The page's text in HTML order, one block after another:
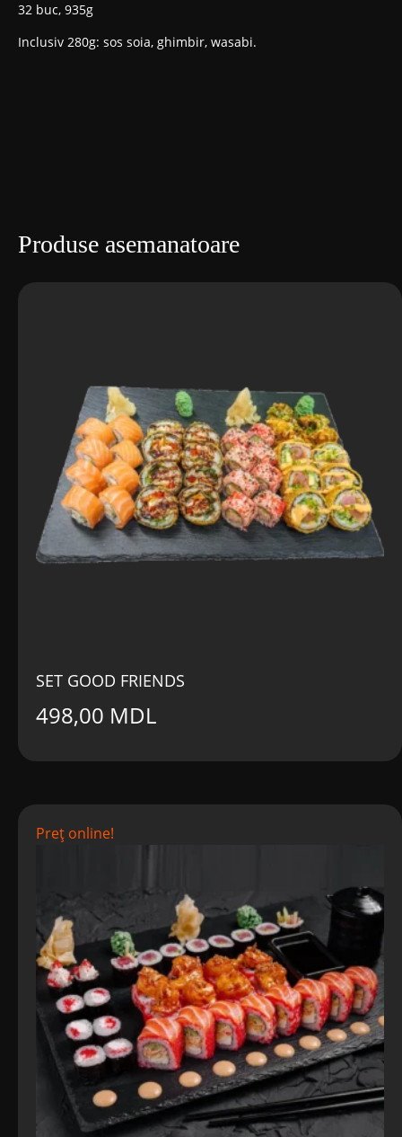
32 buc, 935g
Inclusiv 280g: sos soia, ghimbir, wasabi.
Produse asemanatoare
SET GOOD FRIENDS
498,00 MDL
Preț online!